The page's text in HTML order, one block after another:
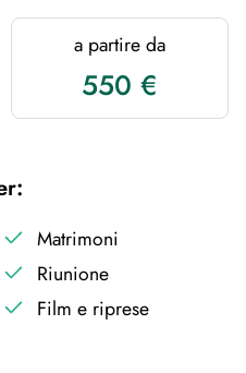
a partire da
550 €
Matrimoni
Riunione
Film e riprese